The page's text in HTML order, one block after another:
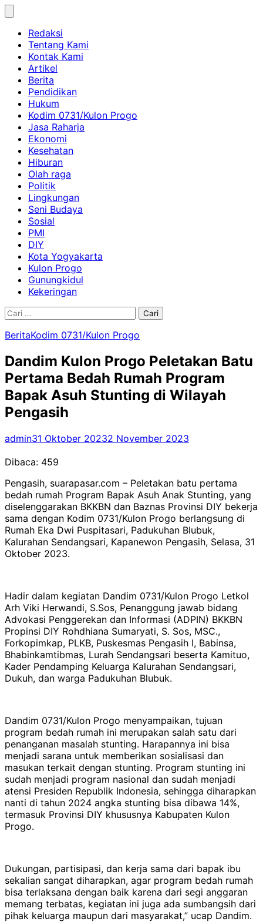
Skip
contentRedaksi
Tentang Kami
Kontak Kami
Artikel
Berita
Pendidikan
Hukum
Kodim 0731/Kulon Progo
Jasa Raharja
Ekonomi
Kesehatan
Hiburan
Olah raga
Politik
Lingkungan
Seni Budaya
Sosial
PMI
DIY
Kota Yogyakarta
Kulon Progo
Gunungkidul
Kekeringan
Cari
BeritaKodim 0731/Kulon Progo
Dandim Kulon Progo Peletakan Batu
Pertama Bedah Rumah Program
Bapak Asuh Stunting di Wilayah
Pengasih
admin31 Oktober 20232 November 2023
Dibaca: 459
Pengasih, suarapasar.com – Peletakan batu pertama
bedah rumah Program Bapak Asuh Anak Stunting, yang
diselenggarakan BKKBN dan Baznas Provinsi DIY bekerja
sama dengan Kodim 0731/Kulon Progo berlangsung di
Rumah Eka Dwi Puspitasari, Padukuhan Blubuk,
Kalurahan Sendangsari, Kapanewon Pengasih, Selasa, 31
Oktober 2023.
Hadir dalam kegiatan Dandim 0731/Kulon Progo Letkol
Arh Viki Herwandi, S.Sos, Penanggung jawab bidang
Advokasi Penggerekan dan Informasi (ADPIN) BKKBN
Propinsi DIY Rohdhiana Sumaryati, S. Sos, MSC.,
Forkopimkap, PLKB, Puskesmas Pengasih I, Babinsa,
Bhabinkamtibmas, Lurah Sendangsari beserta Kamituo,
Kader Pendamping Keluarga Kalurahan Sendangsari,
Dukuh, dan warga Padukuhan Blubuk.
Dandim 0731/Kulon Progo menyampaikan, tujuan
program bedah rumah ini merupakan salah satu dari
penanganan masalah stunting. Harapannya ini bisa
menjadi sarana untuk memberikan sosialisasi dan
masukan terkait dengan stunting. Program stunting ini
sudah menjadi program nasional dan sudah menjadi
atensi Presiden Republik Indonesia, sehingga diharapkan
nanti di tahun 2024 angka stunting bisa dibawa 14%,
termasuk Provinsi DIY khususnya Kabupaten Kulon
Progo.
Dukungan, partisipasi, dan kerja sama dari bapak ibu
sekalian sangat diharapkan, agar program bedah rumah
bisa terlaksana dengan baik karena dari segi anggaran
memang terbatas, kegiatan ini juga ada sumbangsih dari
pihak keluarga maupun dari masyarakat,” ucap Dandim.